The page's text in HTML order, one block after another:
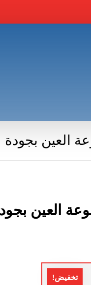
العين بجودة
العين
تخفيض!